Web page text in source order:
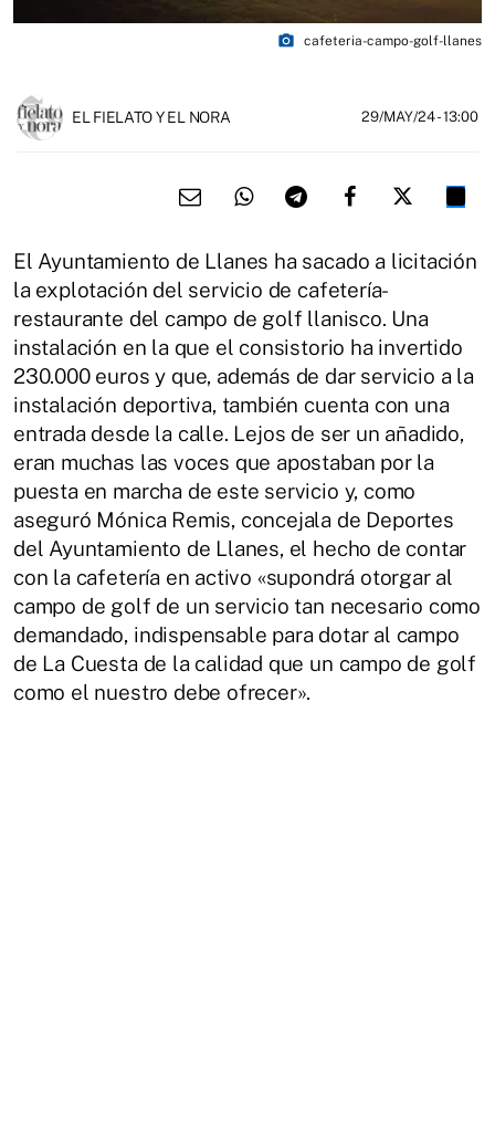
photo_camera cafeteria-campo-golf-llanes
EL FIELATO Y EL NORA 29/MAY/24- 13:00
El Ayuntamiento de Llanes ha sacado a licitación
la explotación del servicio de cafetería-
restaurante del campo de golf llanisco. Una
instalación en la que el consistorio ha invertido
230.000 euros y que, además de dar servicio a la
instalación deportiva, también cuenta con una
entrada desde la calle. Lejos de ser un añadido,
eran muchas las voces que apostaban por la
puesta en marcha de este servicio y, como
aseguró Mónica Remis, concejala de Deportes
del Ayuntamiento de Llanes, el hecho de contar
con la cafetería en activo «supondrá otorgar al
campo de golf de un servicio tan necesario como
demandado, indispensable para dotar al campo
de La Cuesta de la calidad que un campo de golf
como el nuestro debe ofrecer».